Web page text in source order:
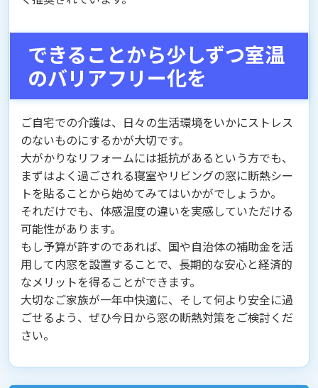
できることから少しずつ室温
のバリアフリー化を
ご自宅での介護は、日々の生活環境をいかにストレス
のないものにするかが大切です。
大がかりなリフォームには抵抗があるという方でも、
まずはよく過ごされる寝室やリビングの窓に断熱シー
トを貼ることから始めてみてはいかがでしょうか。
それだけでも、体感温度の違いを実感していただける
可能性があります。
もし予算が許すのであれば、国や自治体の補助金を活
用して内窓を設置することで、長期的な安心と経済的
なメリットを得ることができます。
大切なご家族が一年中快適に、そして何より安全に過
ごせるよう、ぜひ今日から窓の断熱対策をご検討くだ
さい。